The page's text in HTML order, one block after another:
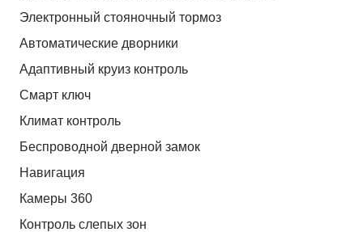
Электронный стояночный тормоз
Автоматические дворники
Адаптивный круиз контроль
Смарт ключ
Климат контроль
Беспроводной дверной замок
Навигация
Камеры 360
Контроль слепых зон